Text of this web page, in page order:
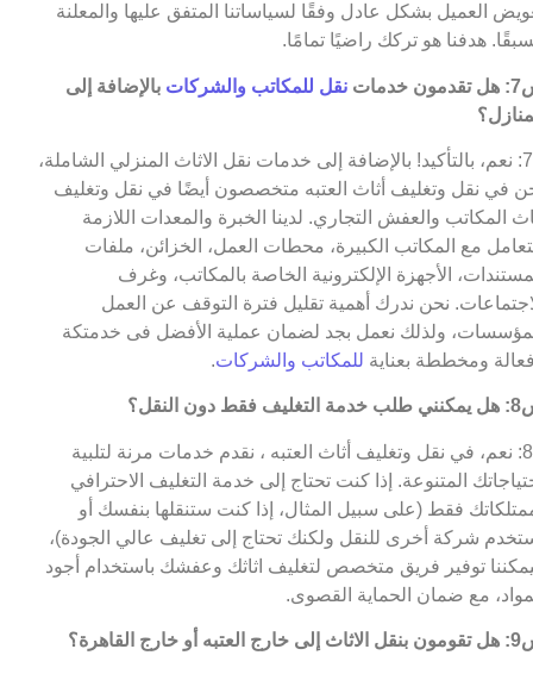
العميل بشكل عادل وفقًا لسياساتنا المتفق عليها والمعلنة
هدفنا هو تركك راضيًا تمامًا.
خدمات نقل للمكاتب والشركات بالإضافة إلى
ج7: نعم، بالتأكيد! بالإضافة إلى خدمات نقل الاثاث المنزلي الشاملة،
في نقل وتغليف أثاث العتبه متخصصون أيضًا في نقل وتغليف
المكاتب والعفش التجاري. لدينا الخبرة والمعدات اللازمة
مع المكاتب الكبيرة، محطات العمل، الخزائن، ملفات
الأجهزة الإلكترونية الخاصة بالمكاتب، وغرف
نحن ندرك أهمية تقليل فترة التوقف عن العمل
ولذلك نعمل بجد لضمان عملية الأفضل فى خدمتكة
ومخططة بعناية للمكاتب والشركات.
فقط دون النقل؟
ج8: نعم، في نقل وتغليف أثاث العتبه ، نقدم خدمات مرنة لتلبية
المتنوعة. إذا كنت تحتاج إلى خدمة التغليف الاحترافي
فقط (على سبيل المثال، إذا كنت ستنقلها بنفسك أو
شركة أخرى للنقل ولكنك تحتاج إلى تغليف عالي الجودة)،
توفير فريق متخصص لتغليف اثاثك وعفشك باستخدام أجود
مع ضمان الحماية القصوى.
أو خارج القاهرة؟